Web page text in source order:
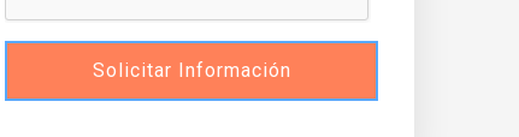
Solicitar Información